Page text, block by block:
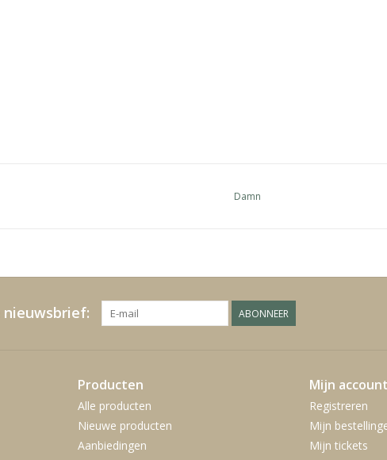
Damn
nieuwsbrief: ABONNEER
Producten
Alle producten
Nieuwe producten
Aanbiedingen
Mijn account
Registreren
Mijn
Mijn tickets